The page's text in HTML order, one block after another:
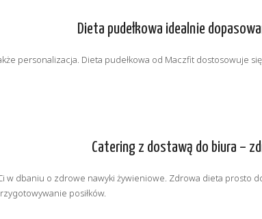
Dieta pudełkowa idealnie
personalizacja. Dieta pudełkowa od Maczfit dostosowuje
Catering z dostawą do biura –
w dbaniu o zdrowe nawyki żywieniowe. Zdrowa dieta
posiłków.